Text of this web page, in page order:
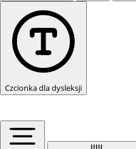
Czcionka dla dysleksji